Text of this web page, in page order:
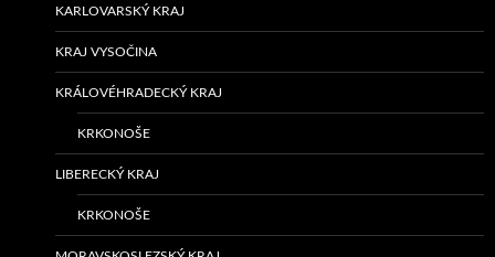
KARLOVARSKÝ KRAJ
KRAJ VYSOČINA
KRÁLOVÉHRADECKÝ KRAJ
KRKONOŠE
LIBERECKÝ KRAJ
KRKONOŠE